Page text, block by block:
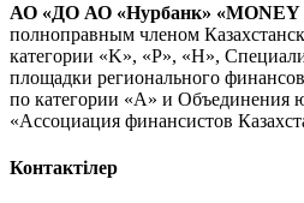
АО «ДО АО «Нурбанк» «MONEY
полноправным членом
категории «K», «P», «H»,
площадки регионального
по категории «А» и Объединения
«Ассоциация финансистов
Контактілер